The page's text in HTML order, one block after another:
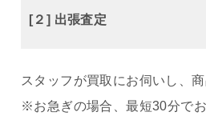
[２] 出張査定
スタッフが買取にお伺いし、
※お急ぎの場合、最短30分でお